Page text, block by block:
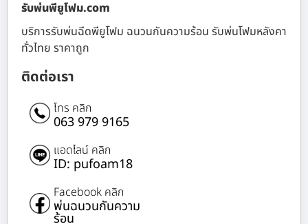
รับพ่นพียูโฟม.com
บริการรับพ่นฉีดพียูโฟม ฉนวนกันความร้อน รับพ่นโฟมหลังคา
ทั่วไทย ราคาถูก
ติดต่อเรา
โทร คลิก
063 979 9165
แอดไลน์ คลิก
ID: pufoam18
Facebook คลิก
พ่นฉนวนกันความ
ร้อน